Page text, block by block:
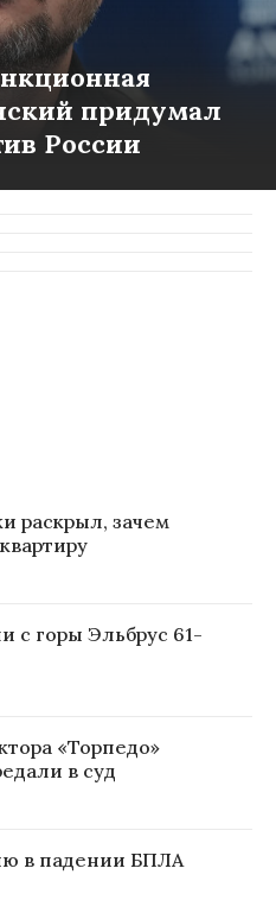
придумал
России
раскрыл, зачем
с горы Эльбрус 61-
«Торпедо»
в суд
в падении БПЛА